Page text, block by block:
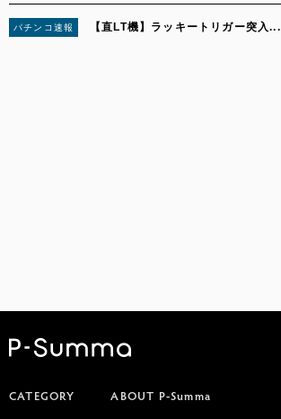
5
パチンコ速報 【直LT機】ラッキートリガー突入...
CATEGORY ABOUT P-Summa